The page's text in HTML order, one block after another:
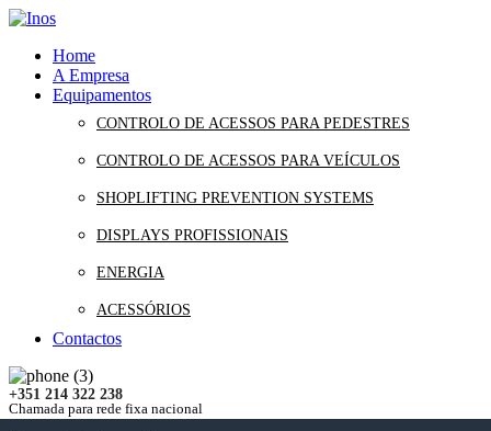
Home
A Empresa
Equipamentos
CONTROLO DE ACESSOS PARA PEDESTRES
CONTROLO DE ACESSOS PARA VEÍCULOS
SHOPLIFTING PREVENTION SYSTEMS
DISPLAYS PROFISSIONAIS
ENERGIA
ACESSÓRIOS
Contactos
+351 214 322 238
Chamada para rede fixa nacional